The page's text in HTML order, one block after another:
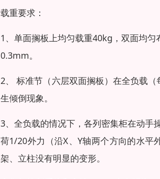
载重要求：
1、单面搁板上均匀载重40kg，双面均
0.3mm。
2、 标准节（六层双面搁板）在全负载
生倾倒现象。
3、全负载的情况下，各列密集柜在动手
荷1/20外力（沿X、Y轴两个方向的水平
架、立柱没有明显的变形。